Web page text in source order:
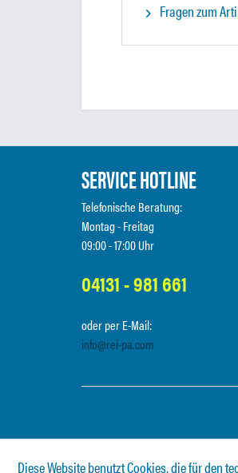
Fragen zum
SERVICE HOTLINE
Telefonische Beratung:
Montag - Freitag
09:00 - 17:00 Uhr
04131 - 981 661
oder per E-Mail:
info@rei-pa.com
Diese Website benutzt Cookies, die für den